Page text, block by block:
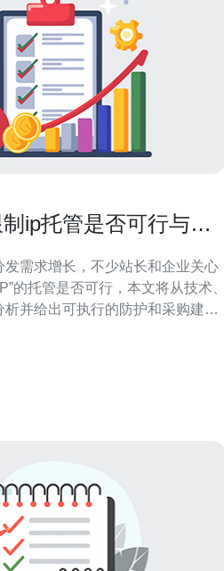
ip托管是否可行与潜
发需求增长，不少站长和企业关心
的托管是否可行，本文将从技术、
并给出可执行的防护和采购建
服务，不对外发起连接做严格